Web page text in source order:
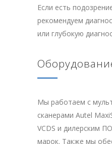
Если есть
рекомендуем
или глубокую
Мы работаем с
сканерами Autel
VCDS и дилерским
марок. Также мы